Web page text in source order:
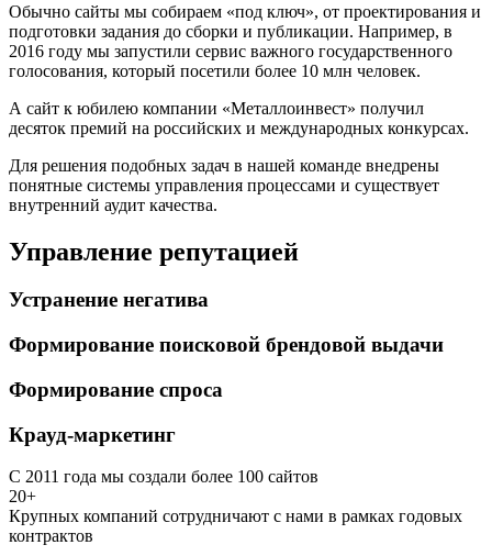
Обычно сайты мы собираем «под ключ», от проектирования и
подготовки задания до сборки и публикации. Например, в
2016 году мы запустили сервис важного государственного
голосования, который посетили более 10 млн человек.
А сайт к юбилею компании «Металлоинвест» получил
десяток премий на российских и международных конкурсах.
Для решения подобных задач в нашей команде внедрены
понятные системы управления процессами и существует
внутренний аудит качества.
Управление репутацией
Устранение негатива
Формирование поисковой брендовой выдачи
Формирование спроса
Крауд-маркетинг
С 2011 года мы создали более 100 сайтов
20+
Крупных компаний сотрудничают с нами в рамках годовых
контрактов